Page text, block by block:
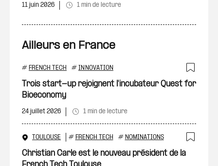
11 juin 2026 1 min de lecture
Ailleurs en France
# FRENCH TECH # INNOVATION
Trois start-up rejoignent l'incubateur Quest for
Bioeconomy
24 juillet 2026 1 min de lecture
TOULOUSE # FRENCH TECH # NOMINATIONS
Christian Carle est le nouveau président de la